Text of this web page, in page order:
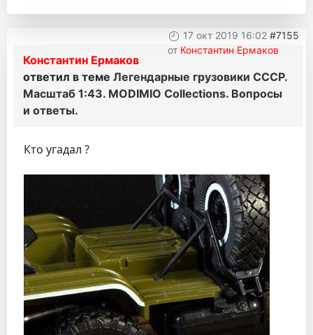
17 окт 2019 16:02 #7155
от Константин Ермаков
Константин Ермаков
ответил в теме Легендарные грузовики СССР.
Масштаб 1:43. MODIMIO Collections. Вопросы
и ответы.
Кто угадал ?